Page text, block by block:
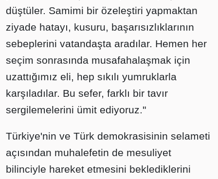
düştüler. Samimi bir özeleştiri yapmaktan
ziyade hatayı, kusuru, başarısızlıklarının
sebeplerini vatandaşta aradılar. Hemen her
seçim sonrasında musafahalaşmak için
uzattığımız eli, hep sıkılı yumruklarla
karşıladılar. Bu sefer, farklı bir tavır
sergilemelerini ümit ediyoruz."
Türkiye'nin ve Türk demokrasisinin selameti
açısından muhalefetin de mesuliyet
bilinciyle hareket etmesini beklediklerini